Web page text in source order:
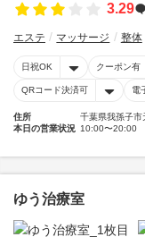
3.29
エステ マッサージ 整体
日祝OK クーポン有
QRコード決済可 電
住所
千葉県我孫子市
本日の営業状況 10:00〜20:00
ゆう治療室